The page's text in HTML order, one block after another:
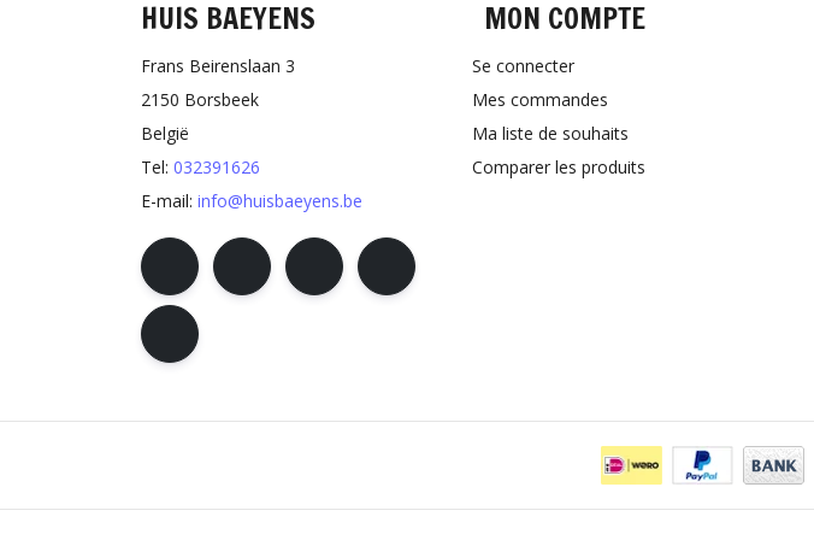
HUIS BAEYENS
Frans Beirenslaan 3
2150 Borsbeek
België
Tel: 032391626
E-mail: info@huisbaeyens.be
MON COMPTE
Se connecter
Mes commandes
Ma liste de souhaits
Comparer les produits